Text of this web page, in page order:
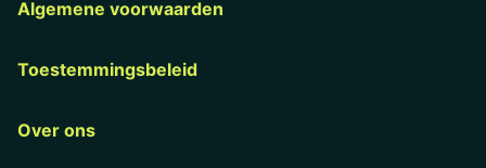
Algemene voorwaarden
Toestemmingsbeleid
Over ons